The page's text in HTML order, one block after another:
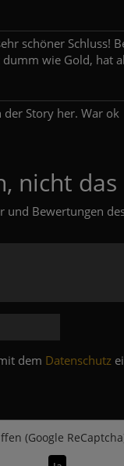
schöner Schluss!
wie Gold, hat
der Story her. War ok
nicht das
Bewertungen
dem Datenschutz
(Google